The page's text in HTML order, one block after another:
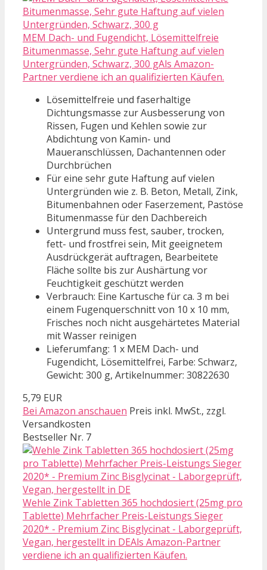
MEM Dach- und Fugendicht, Lösemittelfreie
Bitumenmasse, Sehr gute Haftung auf vielen
Untergründen, Schwarz, 300 gAls Amazon-
Partner verdiene ich an qualifizierten Käufen.
Lösemittelfreie und faserhaltige
Dichtungsmasse zur Ausbesserung von
Rissen, Fugen und Kehlen sowie zur
Abdichtung von Kamin- und
Maueranschlüssen, Dachantennen oder
Durchbrüchen
Für eine sehr gute Haftung auf vielen
Untergründen wie z. B. Beton, Metall, Zink,
Bitumenbahnen oder Faserzement, Pastöse
Bitumenmasse für den Dachbereich
Untergrund muss fest, sauber, trocken,
fett- und frostfrei sein, Mit geeignetem
Ausdrückgerät auftragen, Bearbeitete
Fläche sollte bis zur Aushärtung vor
Feuchtigkeit geschützt werden
Verbrauch: Eine Kartusche für ca. 3 m bei
einem Fugenquerschnitt von 10 x 10 mm,
Frisches noch nicht ausgehärtetes Material
mit Wasser reinigen
Lieferumfang: 1 x MEM Dach- und
Fugendicht, Lösemittelfrei, Farbe: Schwarz,
Gewicht: 300 g, Artikelnummer: 30822630
5,79 EUR
Bei Amazon anschauen Preis inkl. MwSt., zzgl.
Versandkosten
Bestseller Nr. 7
Wehle Zink Tabletten 365 hochdosiert (25mg pro
Tablette) Mehrfacher Preis-Leistungs Sieger
2020* - Premium Zinc Bisglycinat - Laborgeprüft,
Vegan, hergestellt in DEAls Amazon-Partner
verdiene ich an qualifizierten Käufen.